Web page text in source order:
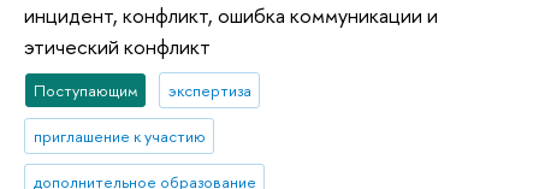
инцидент, конфликт, ошибка коммуникации и
этический конфликт
Поступающим экспертиза
приглашение к участию
дополнительное образование